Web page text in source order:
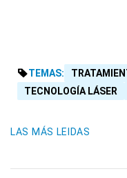
TEMAS:
TECNOLOGÍA LÁSER
LAS MÁS LEIDAS